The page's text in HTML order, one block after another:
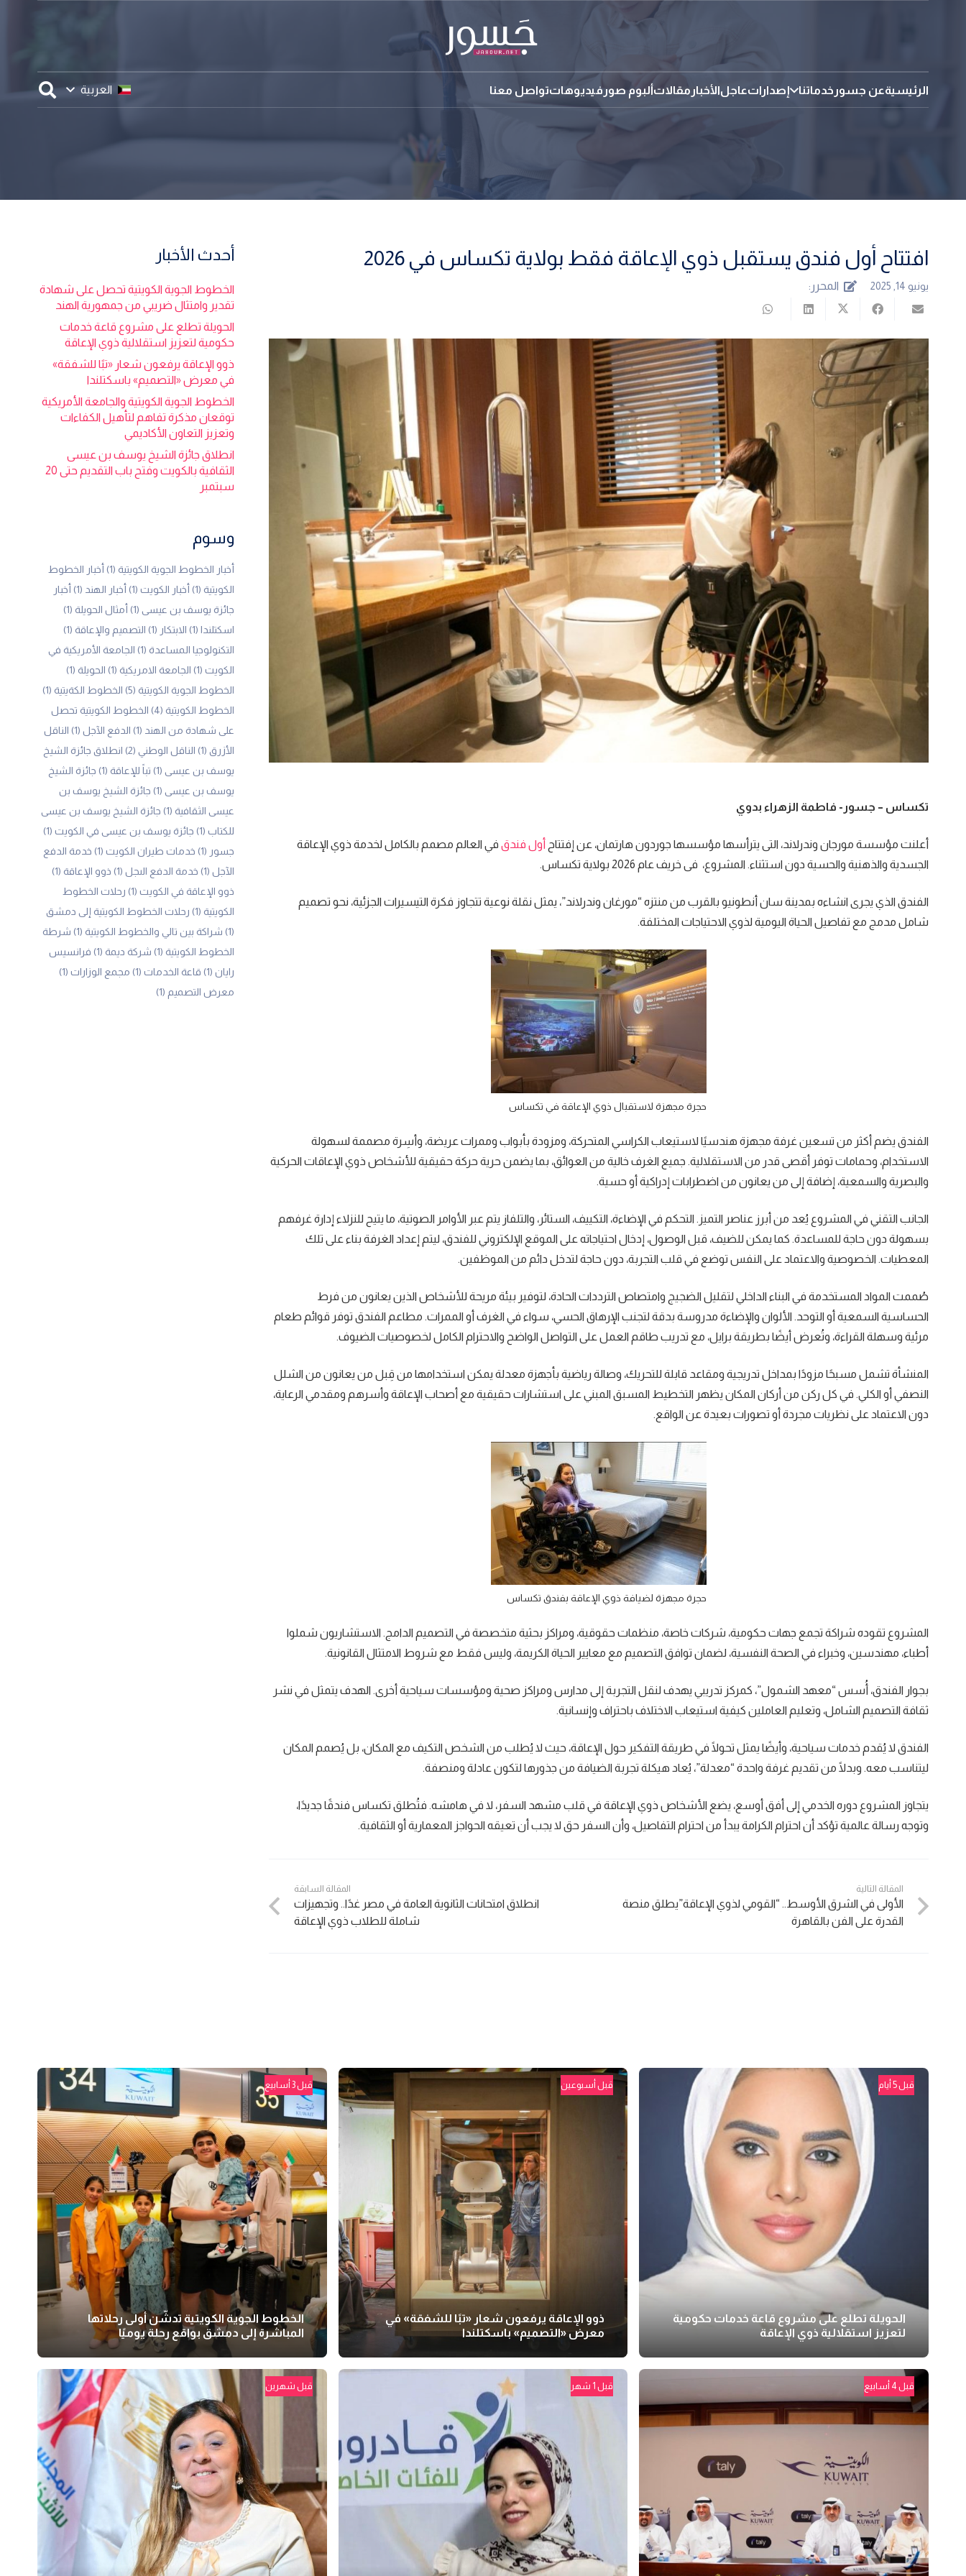
الرئيسيةعن جسور خدماتنا إصداراتعاجلالأخبار مقالاتألبوم صورفيديوهاتتواصل معنا العربية
افتتاح أول فندق يستقبل ذوي الإعاقة فقط بولاية تكساس في 2026
يونيو 14, 2025 المحرر:
تكساس – جسور- فاطمة الزهراء بدوي
أعلنت مؤسسة مورجان وندرلاند، التى يترأسها مؤسسها جوردون هارتمان، عن إفتتاح أول فندق في العالم مصمم بالكامل لخدمة ذوي الإعاقة
الجسدية والذهنية والحسية دون استثناء. المشروع، فى خريف عام 2026 بولاية تكساس.
الفندق الذي يجرى انشاءه بمدينة سان أنطونيو بالقرب من منتزه “مورغان وندرلاند”، يمثل نقلة نوعية تتجاوز فكرة التيسيرات الجزئية، نحو تصميم
شامل مدمج مع تفاصيل الحياة اليومية لذوي الاحتياجات المختلفة.
حجرة مجهزة لاستقبال ذوي الإعاقة في تكساس
الفندق يضم أكثر من تسعين غرفة مجهزة هندسيًا لاستيعاب الكراسي المتحركة، ومزودة بأبواب وممرات عريضة، وأسِرة مصممة لسهولة
الاستخدام، وحمامات توفر أقصى قدر من الاستقلالية. جميع الغرف خالية من العوائق، بما يضمن حرية حركة حقيقية للأشخاص ذوي الإعاقات الحركية
والبصرية والسمعية، إضافة إلى من يعانون من اضطرابات إدراكية أو حسية.
الجانب التقني في المشروع يُعد من أبرز عناصر التميز. التحكم في الإضاءة، التكييف، الستائر، والتلفاز يتم عبر الأوامر الصوتية، ما يتيح للنزلاء إدارة غرفهم
بسهولة دون حاجة للمساعدة. كما يمكن للضيف، قبل الوصول، إدخال احتياجاته على الموقع الإلكتروني للفندق، ليتم إعداد الغرفة بناء على تلك
المعطيات. الخصوصية والاعتماد على النفس توضع في قلب التجربة، دون حاجة لتدخل دائم من الموظفين.
صُممت المواد المستخدمة في البناء الداخلي لتقليل الضجيج وامتصاص الترددات الحادة، لتوفير بيئة مريحة للأشخاص الذين يعانون من فرط
الحساسية السمعية أو التوحد. الألوان والإضاءة مدروسة بدقة لتجنب الإرهاق الحسي، سواء في الغرف أو الممرات. مطاعم الفندق توفر قوائم طعام
مرئية وسهلة القراءة، وتُعرض أيضًا بطريقة برايل، مع تدريب طاقم العمل على التواصل الواضح والاحترام الكامل لخصوصيات الضيوف.
المنشأة تشمل مسبحًا مزودًا بمداخل تدريجية ومقاعد قابلة للتحريك، وصالة رياضية بأجهزة معدلة يمكن استخدامها من قِبل من يعانون من الشلل
النصفي أو الكلي. في كل ركن من أركان المكان يظهر التخطيط المسبق المبني على استشارات حقيقية مع أصحاب الإعاقة وأسرهم ومقدمي الرعاية،
دون الاعتماد على نظريات مجردة أو تصورات بعيدة عن الواقع.
حجرة مجهزة لضيافة ذوي الإعاقة بفندق تكساس
المشروع تقوده شراكة تجمع جهات حكومية، شركات خاصة، منظمات حقوقية، ومراكز بحثية متخصصة في التصميم الدامج. الاستشاريون شملوا
أطباء، مهندسين، وخبراء في الصحة النفسية، لضمان توافق التصميم مع معايير الحياة الكريمة، وليس فقط مع شروط الامتثال القانونية.
بجوار الفندق، أُسس “معهد الشمول”، كمركز تدريبي يهدف لنقل التجربة إلى مدارس ومراكز صحية ومؤسسات سياحية أخرى. الهدف يتمثل في نشر
ثقافة التصميم الشامل، وتعليم العاملين كيفية استيعاب الاختلاف باحتراف وإنسانية.
الفندق لا يُقدم خدمات سياحية، وأيضًا يمثل تحولًا في طريقة التفكير حول الإعاقة، حيث لا يُطلب من الشخص التكيف مع المكان، بل يُصمم المكان
ليتناسب معه. وبدلًا من تقديم غرفة واحدة “معدلة”، يُعاد هيكلة تجربة الضيافة من جذورها لتكون عادلة ومنصفة.
يتجاوز المشروع دوره الخدمي إلى أفق أوسع، يضع الأشخاص ذوي الإعاقة في قلب مشهد السفر، لا في هامشه. فتُطلق تكساس فندقًا جديدًا،
وتوجه رسالة عالمية تؤكد أن احترام الكرامة يبدأ من احترام التفاصيل، وأن السفر حق لا يجب أن تعيقه الحواجز المعمارية أو الثقافية.
المقالة السابقة
انطلاق امتحانات الثانوية العامة في مصر غدًا.. وتجهيزات
شاملة للطلاب ذوي الإعاقة
المقالة التالية
الأولى في الشرق الأوسط.. “القومي لذوي الإعاقة”يطلق منصة
القدرة على الفن بالقاهرة
أحدث الأخبار
الخطوط الجوية الكويتية تحصل على شهادة
تقدير وامتثال ضريبي من جمهورية الهند
الحويلة تطلع على مشروع قاعة خدمات
حكومية لتعزيز استقلالية ذوي الإعاقة
ذوو الإعاقة يرفعون شعار «تبًا للشفقة»
في معرض «التصميم» باسكتلندا
الخطوط الجوية الكويتية والجامعة الأمريكية
توقعان مذكرة تفاهم لتأهيل الكفاءات
وتعزيز التعاون الأكاديمي
انطلاق جائزة الشيخ يوسف بن عيسى
الثقافية بالكويت وفتح باب التقديم حتى 20
سبتمبر
وسوم
أخبار الخطوط الجوية الكويتية (1)
أخبار الخطوط
الكويتية (1) أخبار الكويت (1) أخبار الهند (1)
أخبار
جائزة يوسف بن عيسى (1) أمثال الحويلة (1)
اسكتلندا (1) الابتكار (1) التصميم والإعاقة (1)
التكنولوجيا المساعدة (1)
الجامعة الأمريكية في
الكويت (1) الجامعة الامريكية (1) الحويلة (1)
الخطوط الجوية الكويتية (5) الخطوط الكةيتية (1)
الخطوط الكويتية (4)
الخطوط الكويتية تحصل
على شهادة من الهند (1) الدفع الآجل (1)
الناقل
الأزرق (1) الناقل الوطني (2)
انطلاق جائزة الشيخ
يوسف بن عيسى (1) تباً للإعاقة (1)
جائزة الشيخ
يوسف بن عيسى (1)
جائزة الشيخ يوسف بن
عيسى الثقافية (1)
جائزة الشيخ يوسف بن عيسى
للكتاب (1) جائزة يوسف بن عيسى في الكويت (1)
جسور (1) خدمات طيران الكويت (1)
خدمة الدفع
الآجل (1) خدمة الدفع الىجل (1) ذوو الإعاقة (1)
ذوو الإعاقة في الكويت (1)
رحلات الخطوط
الكويتية (1)
رحلات الخطوط الكويتية إلى دمشق
(1)
شراكة بين تالي والخطوط الكويتية (1)
شرطة
الخطوط الكويتية (1) شركة ديمة (1)
فرانسيس
رايان (1) قاعة الخدمات (1) مجمع الوزارات (1)
معرض التصميم (1)
قبل 5 أيام
الحويلة تطلع على مشروع قاعة خدمات حكومية
لتعزيز استقلالية ذوي الإعاقة
قبل أسبوعين
ذوو الإعاقة يرفعون شعار «تبًا للشفقة» في
معرض «التصميم» باسكتلندا
قبل 3 أسابيع
الخطوط الجوية الكويتية تدشّن أولى رحلاتها
المباشرة إلى دمشق بواقع رحلة يوميًا
قبل 4 أسابيع قبل 1 شهر قبل شهرين